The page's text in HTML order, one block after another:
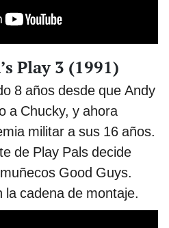
Play 3 (1991)
8 años desde que Andy
a Chucky, y ahora
militar a sus 16 años.
de Play Pals decide
Good Guys.
la cadena de montaje.